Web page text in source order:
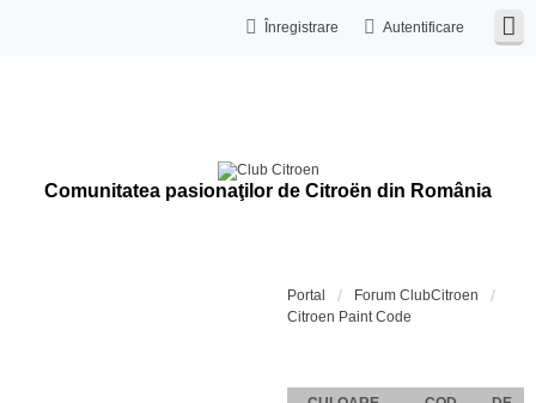
Autentificare
Înregistrare
Comunitatea pasionaţilor de Citroën din România
Portal
Forum ClubCitroen
Citroen Paint Code